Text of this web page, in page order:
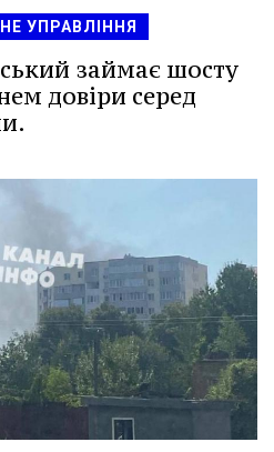
УПРАВЛІННЯ
займає шосту
довіри серед